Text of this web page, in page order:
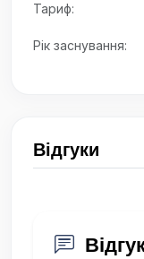
Тариф:
Рік заснування:
Відгуки